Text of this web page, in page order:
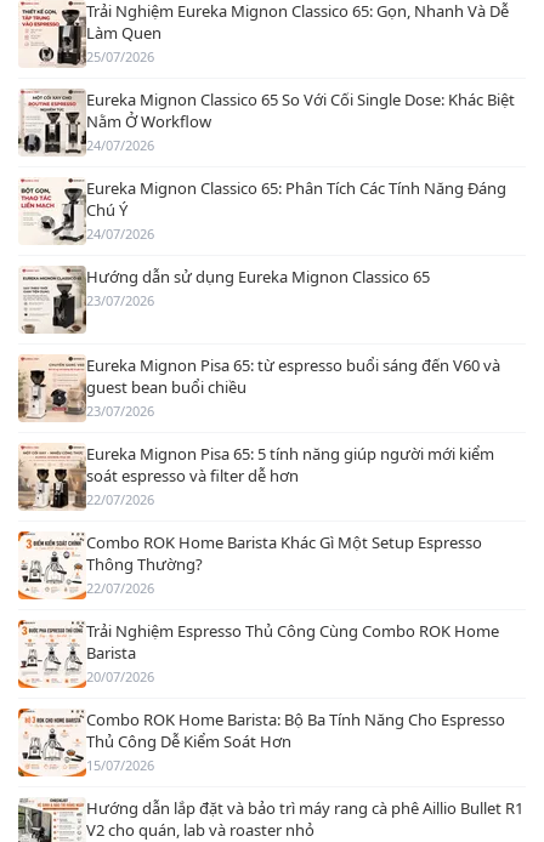
Trải Nghiệm Eureka Mignon Classico 65: Gọn, Nhanh Và Dễ
Làm Quen
25/07/2026
Eureka Mignon Classico 65 So Với Cối Single Dose: Khác Biệt
Nằm Ở Workflow
24/07/2026
Eureka Mignon Classico 65: Phân Tích Các Tính Năng Đáng
Chú Ý
24/07/2026
Hướng dẫn sử dụng Eureka Mignon Classico 65
23/07/2026
Eureka Mignon Pisa 65: từ espresso buổi sáng đến V60 và
guest bean buổi chiều
23/07/2026
Eureka Mignon Pisa 65: 5 tính năng giúp người mới kiểm
soát espresso và filter dễ hơn
22/07/2026
Combo ROK Home Barista Khác Gì Một Setup Espresso
Thông Thường?
22/07/2026
Trải Nghiệm Espresso Thủ Công Cùng Combo ROK Home
Barista
20/07/2026
Combo ROK Home Barista: Bộ Ba Tính Năng Cho Espresso
Thủ Công Dễ Kiểm Soát Hơn
15/07/2026
Hướng dẫn lắp đặt và bảo trì máy rang cà phê Aillio Bullet R1
V2 cho quán, lab và roaster nhỏ